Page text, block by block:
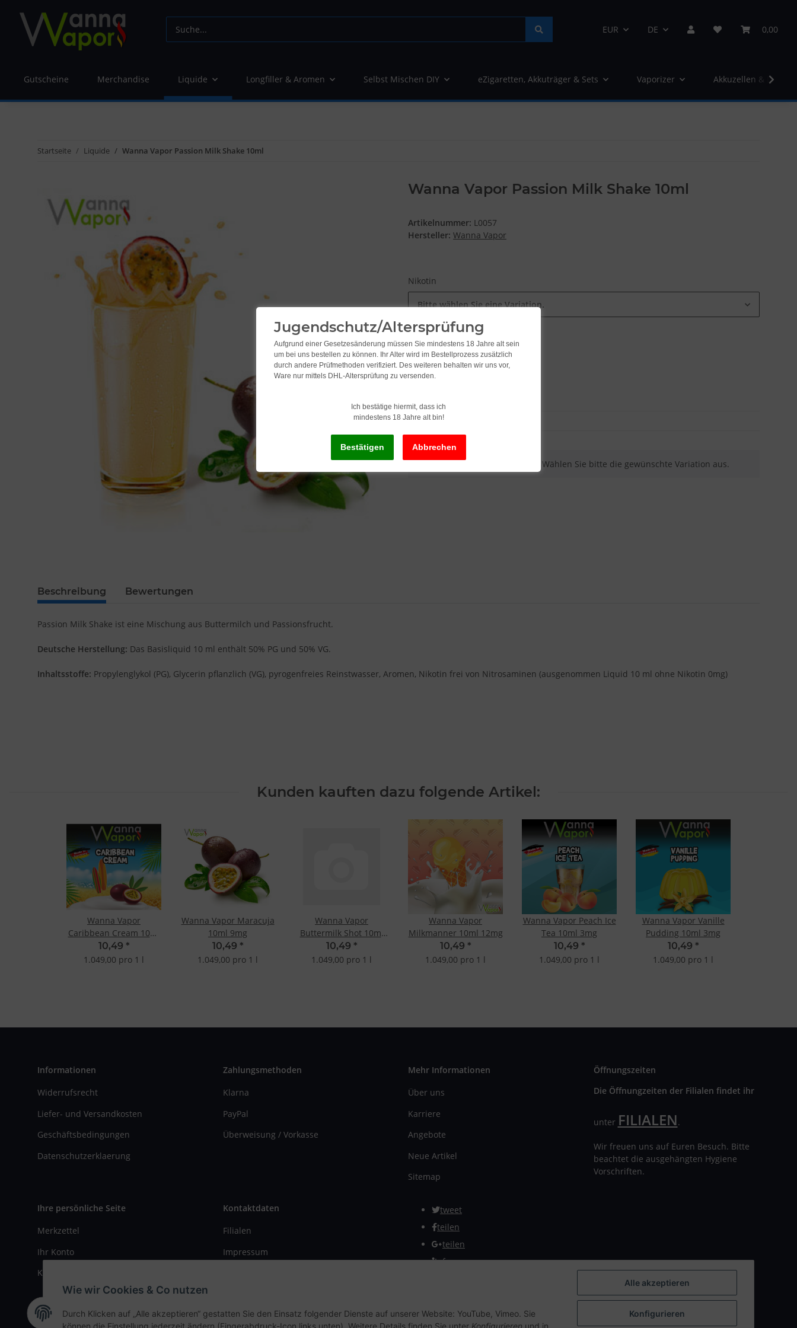
EUR DE 0,00
Gutscheine Merchandise Liquide Longfiller & Aromen Selbst Mischen DIY eZigaretten, Akkuträger & Sets Vaporizer Akkuzellen &
Startseite Liquide Wanna Vapor Passion Milk Shake 10ml
Wanna Vapor Passion Milk Shake 10ml
Artikelnummer: L0057
Hersteller: Wanna Vapor
Nikotin
Bitte wählen Sie eine Variation.
10,49
1.049,00 pro 1 l
xDieser Artikel hat Variationen. Wählen Sie bitte die gewünschte Variation aus.
Beschreibung Bewertungen
Passion Milk Shake ist eine Mischung aus Buttermilch und Passionsfrucht.
Deutsche Herstellung: Das Basisliquid 10 ml enthält 50% PG und 50% VG.
Inhaltsstoffe: Propylenglykol (PG), Glycerin pflanzlich (VG), pyrogenfreies Reinstwasser, Aromen, Nikotin frei von Nitrosaminen (ausgenommen Liquid 10 ml ohne Nikotin 0mg)
Kunden kauften dazu folgende Artikel:
Wanna Vapor
Caribbean Cream 10ml
9mg
10,49 *
1.049,00 pro 1 l
Wanna Vapor Maracuja
10ml 9mg
10,49 *
1.049,00 pro 1 l
Wanna Vapor
Buttermilk Shot 10ml
3mg
10,49 *
1.049,00 pro 1 l
Wanna Vapor
Milkmanner 10ml 12mg
10,49 *
1.049,00 pro 1 l
Wanna Vapor Peach Ice
Tea 10ml 3mg
10,49 *
1.049,00 pro 1 l
Wanna Vapor Vanille
Pudding 10ml 3mg
10,49 *
1.049,00 pro 1 l
Informationen
Widerrufsrecht
Liefer- und Versandkosten
Geschäftsbedingungen
Datenschutzerklaerung
Zahlungsmethoden
Klarna
PayPal
Überweisung / Vorkasse
Mehr Informationen
Über uns
Karriere
Angebote
Neue Artikel
Sitemap
Öffnungszeiten
Die Öffnungzeiten der Filialen findet ihr
unter FILIALEN.
Wir freuen uns auf Euren Besuch. Bitte
beachtet die ausgehängten Hygiene
Vorschriften.
Ihre persönliche Seite
Merkzettel
Ihr Konto
Kasse
Kontaktdaten
Filialen
Impressum
tweet
teilen
teilen
Info
Vertrag widerrufen
Jugendschutz/Altersprüfung
Aufgrund einer Gesetzesänderung müssen Sie mindestens 18 Jahre alt sein
um bei uns bestellen zu können. Ihr Alter wird im Bestellprozess zusätzlich
durch andere Prüfmethoden verifiziert. Des weiteren behalten wir uns vor,
Ware nur mittels DHL-Altersprüfung zu versenden.
Ich bestätige hiermit, dass ich
mindestens 18 Jahre alt bin!
Wie wir Cookies & Co nutzen
Durch Klicken auf „Alle akzeptieren“ gestatten Sie den Einsatz folgender Dienste auf unserer Website: YouTube, Vimeo. Sie
können die Einstellung jederzeit ändern (Fingerabdruck-Icon links unten). Weitere Details finden Sie unter Konfigurieren und in
Alle akzeptieren
Konfigurieren